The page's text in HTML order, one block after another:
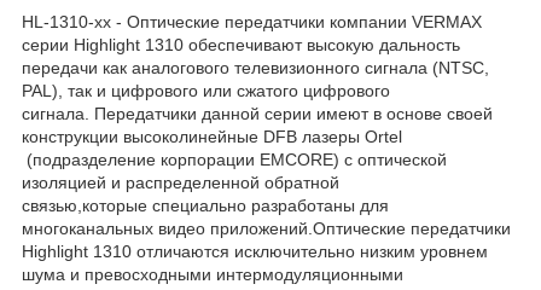
HL-1310-xx - Оптические передатчики компании VERMAX
серии Highlight 1310 обеспечивают высокую дальность
передачи как аналогового телевизионного сигнала (NTSC,
PAL), так и цифрового или сжатого цифрового
сигнала. Передатчики данной серии имеют в основе своей
конструкции высоколинейные DFB лазеры Ortel
(подразделение корпорации EMCORE) с оптической
изоляцией и распределенной обратной
связью,которые специально разработаны для
многоканальных видео приложений.Оптические передатчики
Highlight 1310 отличаются исключительно низким уровнем
шума и превосходными интермодуляционными